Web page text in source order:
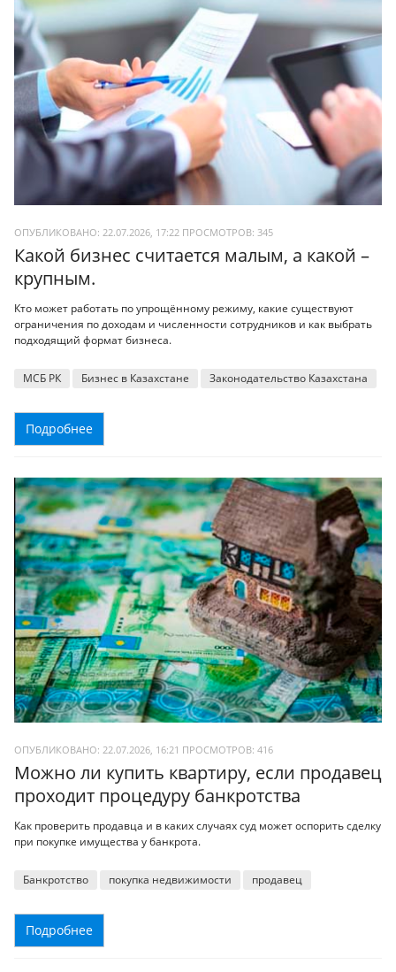
ОПУБЛИКОВАНО: 22.07.2026, 17:22 ПРОСМОТРОВ: 345
Какой бизнес считается малым, а какой –
крупным.
Кто может работать по упрощённому режиму, какие существуют
ограничения по доходам и численности сотрудников и как выбрать
подходящий формат бизнеса.
МСБ РК Бизнес в Казахстане Законодательство Казахстана
Подробнее
ОПУБЛИКОВАНО: 22.07.2026, 16:21 ПРОСМОТРОВ: 416
Можно ли купить квартиру, если продавец
проходит процедуру банкротства
Как проверить продавца и в каких случаях суд может оспорить сделку
при покупке имущества у банкрота.
Банкротство покупка недвижимости продавец
Подробнее